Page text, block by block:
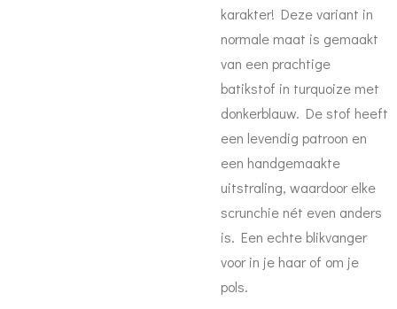
karakter! Deze variant in
normale maat is gemaakt
van een prachtige
batikstof in turquoize met
donkerblauw. De stof heeft
een levendig patroon en
een handgemaakte
uitstraling, waardoor elke
scrunchie nét even anders
is. Een echte blikvanger
voor in je haar of om je
pols.